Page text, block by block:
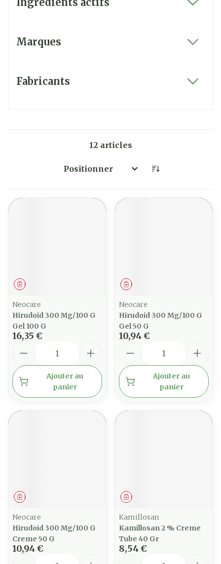
Marques
Fabricants
12 articles
Trier par:
Médicament
Neocare
Hirudoid 300 Mg/100 G
Gel 100 G
16,35 €
Ajouter au
panier
Médicament
Neocare
Hirudoid 300 Mg/100 G
Gel 50 G
10,94 €
Ajouter au
panier
Médicament
Neocare
Hirudoid 300 Mg/100 G
Creme 50 G
10,94 €
Médicament
Kamillosan
Kamillosan 2 % Creme
Tube 40 Gr
8,54 €